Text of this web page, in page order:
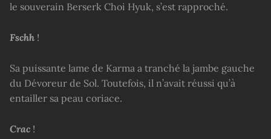
le souverain Berserk Choi Hyuk, s’est rapproché.
Fschh !
Sa puissante lame de Karma a tranché la jambe gauche
du Dévoreur de Sol. Toutefois, il n’avait réussi qu’à
entailler sa peau coriace.
Crac !